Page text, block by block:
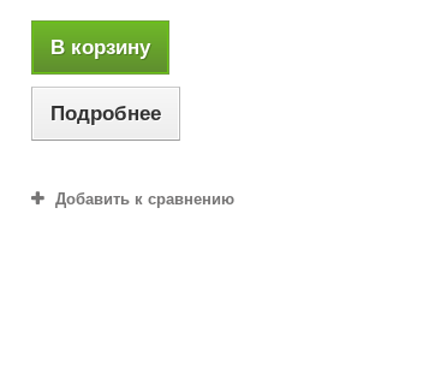
В корзину
Подробнее
Добавить к сравнению